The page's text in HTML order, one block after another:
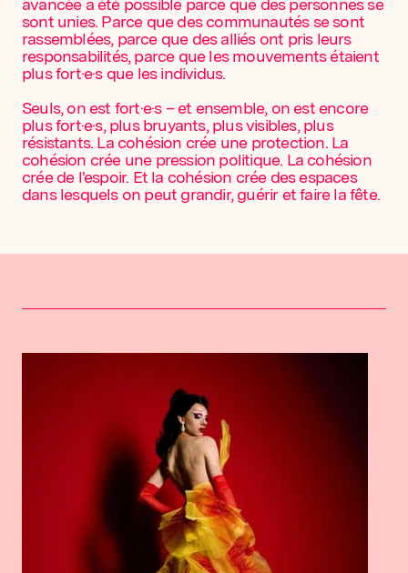
sont unies. Parce que des communautés se sont
rassemblées, parce que des alliés ont pris leurs
responsabilités, parce que les mouvements étaient
plus fort·e·s que les individus.
Seuls, on est fort·e·s – et ensemble, on est encore
plus fort·e·s, plus bruyants, plus visibles, plus
résistants. La cohésion crée une protection. La
cohésion crée une pression politique. La cohésion
crée de l'espoir. Et la cohésion crée des espaces
dans lesquels on peut grandir, guérir et faire la fête.